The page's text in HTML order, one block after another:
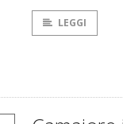
LEGGI